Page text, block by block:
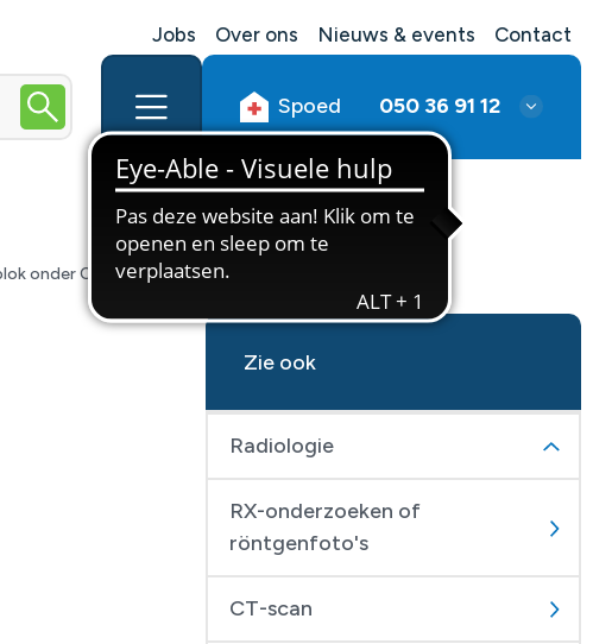
Jobs Over ons Nieuws & events Contact
Spoed 050 36 91 12
onder CT-geleide
Zie ook
Radiologie
RX-onderzoeken of
röntgenfoto's
CT-scan